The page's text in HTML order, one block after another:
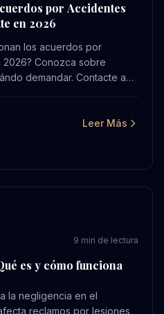
por Accidentes
en 2026
los acuerdos por
Conozca sobre
demandar. Contacte a
Leer Más
y cómo funciona
9 min de lectura
es y cómo funciona
la negligencia en el
reclamos por lesiones